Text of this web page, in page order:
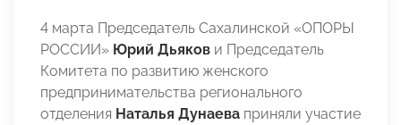
4 марта Председатель Сахалинской «ОПОРЫ
РОССИИ» Юрий Дьяков и Председатель
Комитета по развитию женского
предпринимательства регионального
отделения Наталья Дунаева приняли участие